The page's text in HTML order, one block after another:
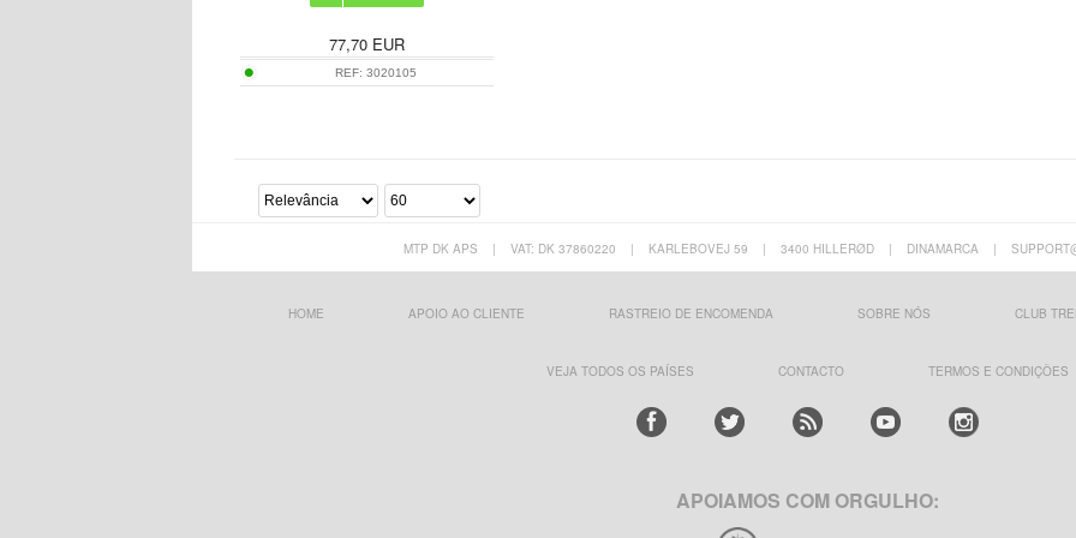
77,70 EUR
REF: 3020105
MTP DK APS | VAT: DK 37860220 | KARLEBOVEJ 59 | 3400 HILLERØD | DINAMARCA |
HOME APOIO AO CLIENTE RASTREIO DE ENCOMENDA SOBRE NÓS CLUB
VEJA TODOS OS PAÍSES CONTACTO TERMOS E CONDIÇÕES
APOIAMOS COM ORGULHO: